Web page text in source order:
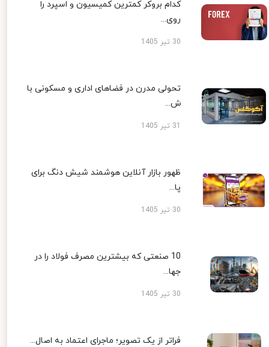
کدام بروکر کمترین کمیسیون و اسپرد را
روی...
30 تیر 1405
تحولی مدرن در فضاهای اداری و مسکونی با
ش...
ظهور بازار آنلاین هوشمند شیش دنگ برای
پا...
30 تیر 1405
10 صنعتی که بیشترین مصرف فولاد را در
جها...
30 تیر 1405
فراتر از یک تصویر؛ ماجرای اعتماد به اصال...